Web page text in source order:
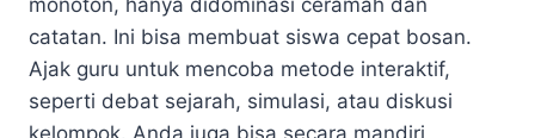
catatan. Ini bisa membuat siswa cepat bosan.
Ajak guru untuk mencoba metode interaktif,
seperti debat sejarah, simulasi, atau diskusi
kelompok. Anda juga bisa secara mandiri